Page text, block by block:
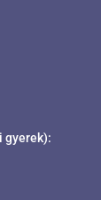
gyerek):